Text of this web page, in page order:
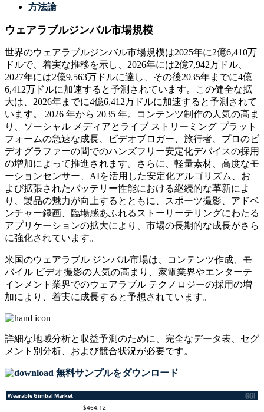
方法論
ウェアラブルジンバル市場規模
世界のウェアラブルジンバル市場規模は2025年に2億6,410万
ドルで、着実な推移を示し、2026年には2億7,942万ドル、
2027年には2億9,563万ドルに達し、その後2035年までに4億
6,412万ドルに加速すると予測されています。この健全な拡
大は、2026年までに4億6,412万ドルに加速すると予測されて
います。 2026 年から 2035 年。コンテンツ制作の人気の高ま
り、ソーシャル メディアとライブ ストリーミング プラット
フォームの急速な成長、ビデオブロガー、旅行者、プロのビ
デオグラファーの間でのハンズフリー安定化デバイスの採用
の増加によって推進されます。さらに、軽量素材、高度なモ
ーションセンサー、AIを活用した安定化アルゴリズム、お
よび拡張されたバッテリー性能における継続的な革新によ
り、製品の魅力が向上するとともに、スポーツ撮影、アドベ
ンチャー録画、臨場感あふれるストーリーテリングにわたる
アプリケーションの拡大により、市場の長期的な成長がさら
に強化されています。
米国のウェアラブル ジンバル市場は、コンテンツ作成、モ
バイル ビデオ撮影の人気の高まり、家電業界やエンターテ
インメント業界でのウェアラブル テクノロジーの採用の増
加により、着実に成長すると予想されています。
詳細な地域分析と収益予測のために、 完全なデータ表、セグ
メント別分析、および競合状況が必要です。
無料サンプルをダウンロード